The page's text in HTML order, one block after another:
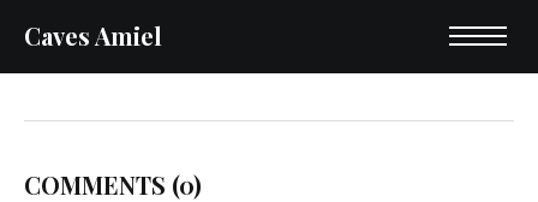
Caves Amiel
COMMENTS (0)